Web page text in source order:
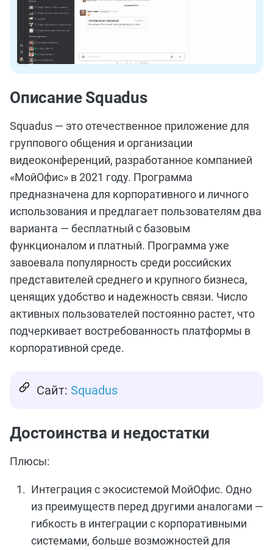
Описание Squadus
Squadus — это отечественное приложение для
группового общения и организации
видеоконференций, разработанное компанией
«МойОфис» в 2021 году. Программа
предназначена для корпоративного и личного
использования и предлагает пользователям два
варианта — бесплатный с базовым
функционалом и платный. Программа уже
завоевала популярность среди российских
представителей среднего и крупного бизнеса,
ценящих удобство и надежность связи. Число
активных пользователей постоянно растет, что
подчеркивает востребованность платформы в
корпоративной среде.
Сайт: Squadus
Достоинства и недостатки
Плюсы:
Интеграция с экосистемой МойОфис. Одно
из преимуществ перед другими аналогами —
гибкость в интеграции с корпоративными
системами, больше возможностей для